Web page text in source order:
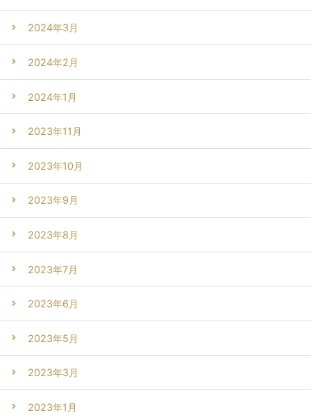
2024年3月
2024年2月
2024年1月
2023年11月
2023年10月
2023年9月
2023年8月
2023年7月
2023年6月
2023年5月
2023年3月
2023年1月